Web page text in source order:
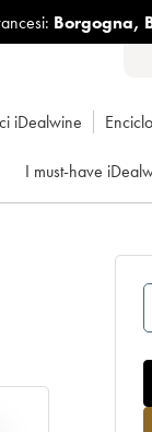
Borgogna,
iDealwine
I must-have